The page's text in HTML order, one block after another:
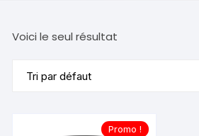
Voici le seul résultat
Promo !